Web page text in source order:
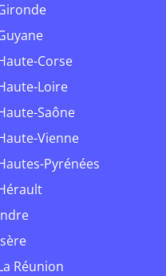
Gironde
Guyane
Haute-Corse
Haute-Loire
Haute-Saône
Haute-Vienne
Hautes-Pyrénées
Hérault
Indre
Isère
La Réunion